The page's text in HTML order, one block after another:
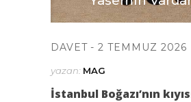
DAVET 2 TEMMUZ 2026
yazan: MAG
İstanbul Boğazı’nın kıyıs